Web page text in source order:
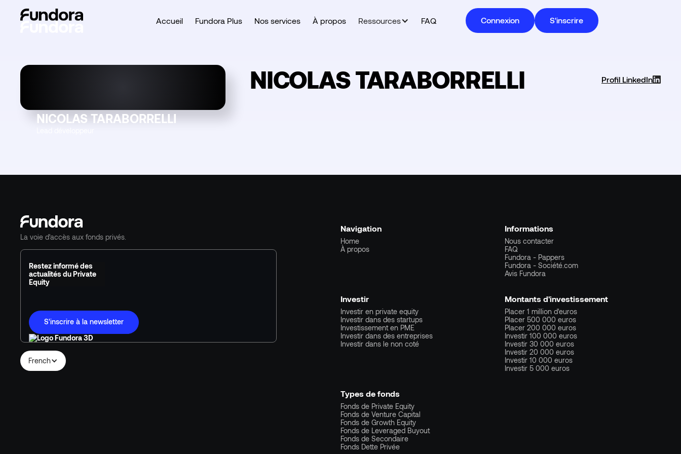
Accueil Fundora Plus Nos services À propos Ressources FAQ Connexion S'inscrire
NICOLAS TARABORRELLI
NICOLAS TARABORRELLI Profil LinkedIn
La voie d'accès aux fonds privés.
Restez informé des
actualités du Private
Equity
S'inscrire à la newsletter
French
Navigation
Home
À propos
Informations
Nous contacter
FAQ
Fundora - Pappers
Fundora - Société.com
Avis Fundora
Investir
Investir en private equity
Investir dans des startups
Investissement en PME
Investir dans des entreprises
Investir dans le non coté
Montants d'investissement
Placer 1 million d'euros
Placer 500 000 euros
Placer 200 000 euros
Investir 100 000 euros
Investir 30 000 euros
Investir 20 000 euros
Investir 10 000 euros
Investir 5 000 euros
Types de fonds
Fonds de Private Equity
Fonds de Venture Capital
Fonds de Growth Equity
Fonds de Leveraged Buyout
Fonds de Secondaire
Fonds Dette Privée